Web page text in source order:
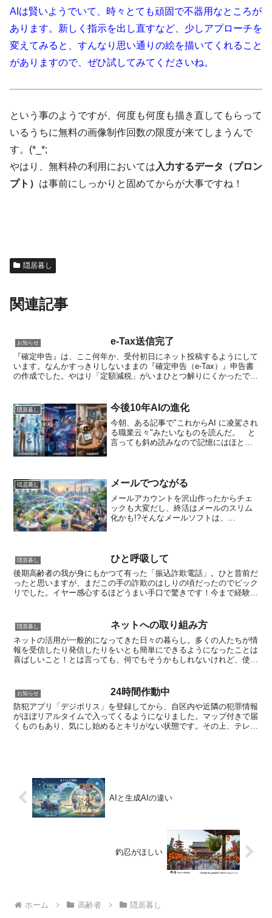
AIは賢いようでいて、時々とても頑固で不器用なところが
あります。新しく指示を出し直すなど、少しアプローチを
変えてみると、すんなり思い通りの絵を描いてくれること
がありますので、ぜひ試してみてくださいね。
という事のようですが、何度も何度も描き直してもらって
いるうちに無料の画像制作回数の限度が来てしまうんで
す。(*_*;
やはり、無料枠の利用においては 入力するデータ（プロン
プト） は事前にしっかりと固めてからが大事ですね！
隠居暮し
関連記事
お知らせ e-Tax送信完了
『確定申告』は、ここ何年か、受付初日にネット投稿するようにして
います。なんかすっきりしないままの『確定申告（e-Tax）』申告書
の作成でした。やはり「定額減税」がいまひとつ解りにくかったです
隠居暮し 今後10年AIの進化
今朝、ある記事で"これからAI に凌駕され
る職業云々"みたいなものを読んだ。 と
言っても斜め読みなので記憶にはほとん
を...
隠居暮し メールでつながる
メールアカウントを沢山作ったからチェ
ックも大変だし、終活はメールのスリム
化かも!?そんなメールソフトは、
ミニさん」のお世...
隠居暮し ひと呼吸して
後期高齢者の我が身にもかつて有った「振込詐欺電話」。ひと昔前だ
ったと思いますが、まだこの手の詐欺のはしりの頃だったのでビック
リでした。イヤー感心するほどうまい手口で驚きです！今まで経験し
隠居暮し ネットへの取り組み方
ネットの活用が一般的になってきた日々の暮らし。多くの人たちが情
報を受信したり発信したりをいとも簡単にできるようになったことは
喜ばしいこと！とは言っても、何でもそうかもしれないけれど、使い
お知らせ 24時間作動中
防犯アプリ「デジポリス」を登録してから、自区内や近隣の犯罪情報
がほぼリアルタイムで入ってくるようになりました。マップ付きで届
くものもあり、気にし始めるとキリがない状態です。その上、テレビ
AIと生成AIの違い
釣忍がほしい
ホーム 高齢者 隠居暮し